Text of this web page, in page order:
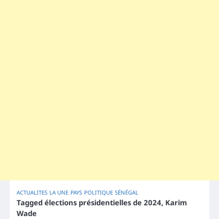
ACTUALITES LA UNE PAYS POLITIQUE SÉNÉGAL
Tagged élections présidentielles de 2024, Karim
Wade